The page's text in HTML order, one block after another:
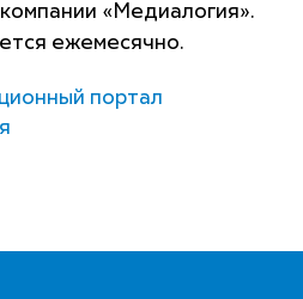
«Медиалогия».
ежемесячно.
портал